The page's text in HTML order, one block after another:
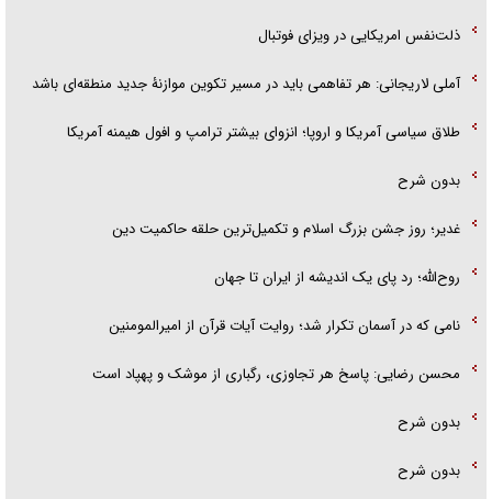
ذلت‌نفس امریکایی در ویزای فوتبال
آملی لاریجانی: هر تفاهمی باید در مسیر تکوین موازنۀ جدید منطقه‌ای باشد
طلاق سیاسی آمریکا و اروپا؛ انزوای بیشتر ترامپ و افول هیمنه آمریکا
بدون شرح
غدیر؛ روز جشن بزرگ اسلام و تکمیل‌ترین حلقه حاکمیت دین
روح‌الله؛ رد پای یک اندیشه از ایران تا جهان
نامی که در آسمان تکرار شد؛ روایت آیات قرآن از امیرالمومنین
محسن رضایی: پاسخ هر تجاوزی، رگباری از موشک و پهپاد است
بدون شرح
بدون شرح